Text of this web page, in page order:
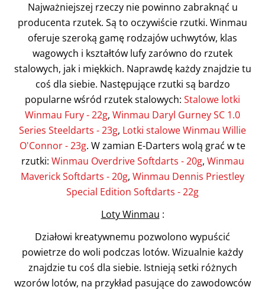
Najważniejszej rzeczy nie powinno zabraknąć u
producenta rzutek. Są to oczywiście rzutki. Winmau
oferuje szeroką gamę rodzajów uchwytów, klas
wagowych i kształtów lufy zarówno do rzutek
stalowych, jak i miękkich. Naprawdę każdy znajdzie tu
coś dla siebie. Następujące rzutki są bardzo
popularne wśród rzutek stalowych: Stalowe lotki
Winmau Fury - 22g, Winmau Daryl Gurney SC 1.0
Series Steeldarts - 23g, Lotki stalowe Winmau Willie
O'Connor - 23g. W zamian E-Darters wolą grać w te
rzutki: Winmau Overdrive Softdarts - 20g, Winmau
Maverick Softdarts - 20g, Winmau Dennis Priestley
Special Edition Softdarts - 22g
Loty Winmau :
Działowi kreatywnemu pozwolono wypuścić
powietrze do woli podczas lotów. Wizualnie każdy
znajdzie tu coś dla siebie. Istnieją setki różnych
wzorów lotów, na przykład pasujące do zawodowców